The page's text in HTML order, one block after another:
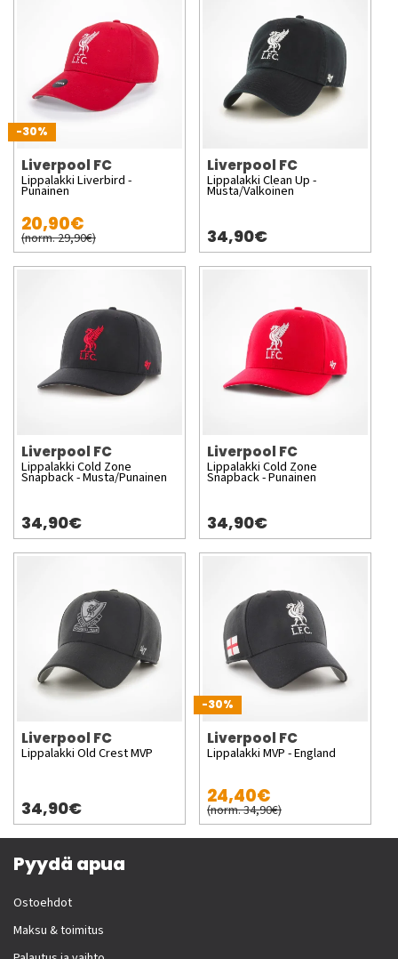
-30%
Liverpool FC
Lippalakki Liverbird -
Punainen
20,90€
(norm. 29,90€)
Liverpool FC
Lippalakki Clean Up -
Musta/Valkoinen
34,90€
Liverpool FC
Lippalakki Cold Zone
Snapback - Musta/Punainen
34,90€
Liverpool FC
Lippalakki Cold Zone
Snapback - Punainen
34,90€
Liverpool FC
Lippalakki Old Crest MVP
34,90€
-30%
Liverpool FC
Lippalakki MVP - England
24,40€
(norm. 34,90€)
Pyydä apua
Ostoehdot
Maksu & toimitus